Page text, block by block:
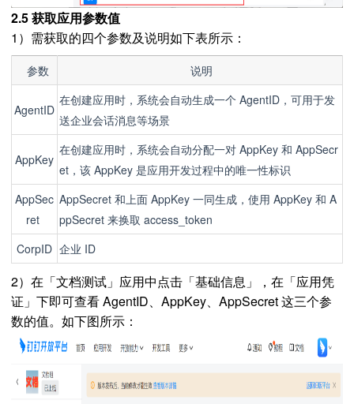
2.5 获取应用参数值
1）需获取的四个参数及说明如下表所示：
参数 说明
AgentID
在创建应用时，系统会自动生成一个 AgentID，可用于发
送企业会话消息等场景
AppKey
在创建应用时，系统会自动分配一对 AppKey 和 AppSecr
et，该 AppKey 是应用开发过程中的唯一性标识
AppSec
ret
AppSecret 和上面 AppKey 一同生成，使用 AppKey 和 A
ppSecret 来换取 access_token
CorpID 企业 ID
2）在「文档测试」应用中点击「基础信息」，在「应用凭
证」下即可查看 AgentID、AppKey、AppSecret 这三个参
数的值。如下图所示：